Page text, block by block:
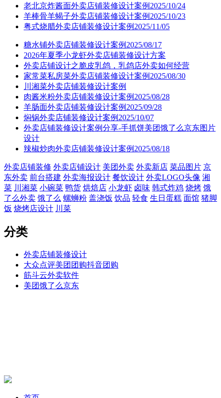
老北京炸酱面外卖店铺装修设计案例2025/10/24
羊棒骨羊蝎子外卖店铺装修设计案例2025/10/23
粤式烧腊外卖店铺装修设计案例2025/11/05
糖水铺外卖店铺装修设计案例2025/08/17
2026年夏季小龙虾外卖店铺装修设计方案
外卖店铺设计之脆皮乳鸽，乳鸽店外卖如何经营
家常菜私房菜外卖店铺装修设计案例2025/08/30
川湘菜外卖店铺装修设计案例
肉酱米粉外卖店铺装修设计案例2025/08/28
羊肠面外卖店铺装修设计案例2025/09/28
焖锅外卖店铺装修设计案例2025/10/07
外卖店铺装修设计案例分享-手抓饼美团饿了么京东图片
设计
辣椒炒肉外卖店铺装修设计案例2025/08/18
外卖店铺装修 外卖店铺设计 美团外卖 外卖新店 菜品图片 京
东外卖 前台搭建 外卖海报设计 餐饮设计 外卖LOGO头像 湘
菜 川湘菜 小碗菜 鸭货 烘焙店 小龙虾 卤味 韩式炸鸡 烧烤 饿
了么外卖 饿了么 螺蛳粉 盖浇饭 饮品 轻食 生日蛋糕 面馆 猪脚
饭 烧烤店设计 川菜
分类
外卖店铺装修设计
大众点评美团团购抖音团购
筋斗云外卖软件
美团饿了么京东